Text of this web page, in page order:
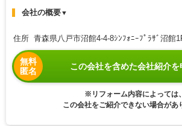
会社の概要▼
住所 青森県八戸市沼館4-4-8ｼﾝﾌｫﾆｰﾌﾟﾗｻﾞ沼館
無料
匿名
この会社を含めた会社紹介を
※リフォーム内容によっては、
この会社をご紹介できない場合があ